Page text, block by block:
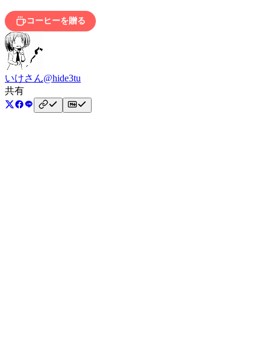
コーヒーを贈る
いけさん@hide3tu
共有